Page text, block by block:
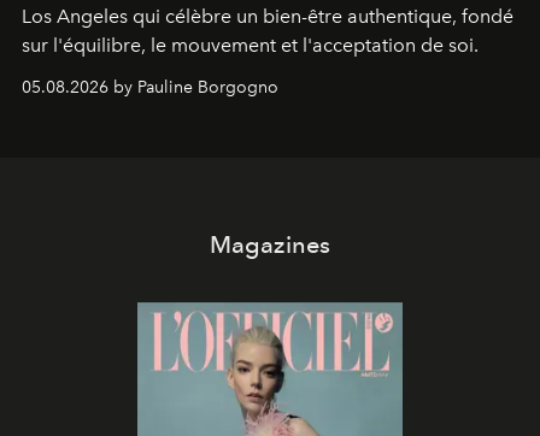
Los Angeles qui célèbre un bien-être authentique, fondé
sur l'équilibre, le mouvement et l'acceptation de soi.
05.08.2026 by Pauline Borgogno
Magazines